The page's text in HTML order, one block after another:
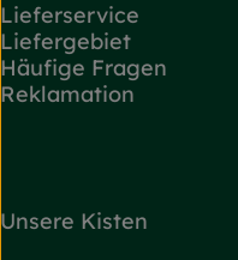
Lieferservice
Liefergebiet
Häufige Fragen
Reklamation
Unsere Kisten